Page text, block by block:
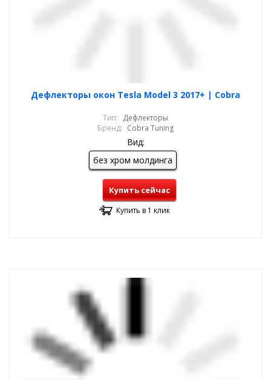
Дефлекторы окон Tesla Model 3 2017+ | Cobra
Тип: Дефлекторы
Бренд: Cobra Tuning
Вид:
без хром молдинга
Купить сейчас
Купить в 1 клик